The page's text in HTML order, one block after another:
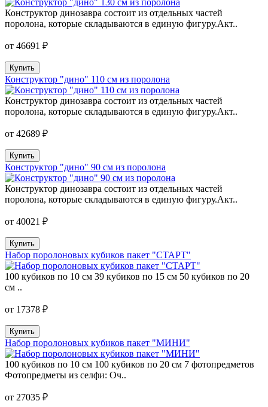
Конструктор динозавра состоит из отдельных частей
поролона, которые складываются в единую фигуру.Акт..
от 46691 ₽
Купить
Конструктор "дино" 110 см из поролона
Конструктор динозавра состоит из отдельных частей
поролона, которые складываются в единую фигуру.Акт..
от 42689 ₽
Купить
Конструктор "дино" 90 см из поролона
Конструктор динозавра состоит из отдельных частей
поролона, которые складываются в единую фигуру.Акт..
от 40021 ₽
Купить
Набор поролоновых кубиков пакет "СТАРТ"
100 кубиков по 10 см 39 кубиков по 15 см 50 кубиков по 20
см ..
от 17378 ₽
Купить
Набор поролоновых кубиков пакет "МИНИ"
100 кубиков по 10 см 100 кубиков по 20 см 7 фотопредметов
Фотопредметы из селфи: Оч..
от 27035 ₽